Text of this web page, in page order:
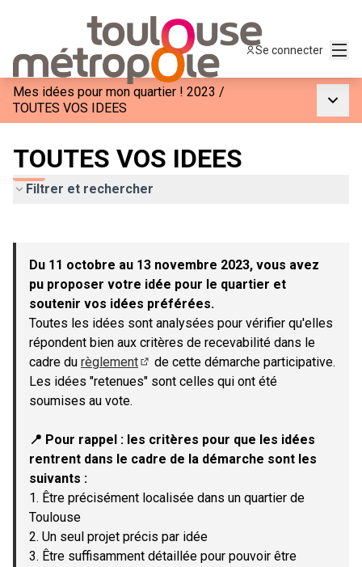
Se connecter
Mes idées pour mon quartier ! 2023 /
TOUTES VOS IDEES
TOUTES VOS IDEES
Filtrer et rechercher
−
Du 11 octobre au 13 novembre 2023, vous avez
pu proposer votre idée pour le quartier et
soutenir vos idées préférées.
Toutes les idées sont analysées pour vérifier qu'elles
répondent bien aux critères de recevabilité dans le
cadre du règlement
(Lien externe)
de cette démarche participative.
Les idées "retenues" sont celles qui ont été
soumises au vote.
📍 Pour rappel : les critères pour que les idées
rentrent dans le cadre de la démarche sont les
suivants :
1. Être précisément localisée dans un quartier de
Toulouse
2. Un seul projet précis par idée
3. Être suffisamment détaillée pour pouvoir être